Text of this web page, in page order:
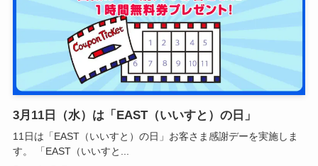
3月11日（水）は「EAST（いいすと）の日」
11日は「EAST（いいすと）の日」お客さま感謝デーを実施しま
す。 「EAST（いいすと...